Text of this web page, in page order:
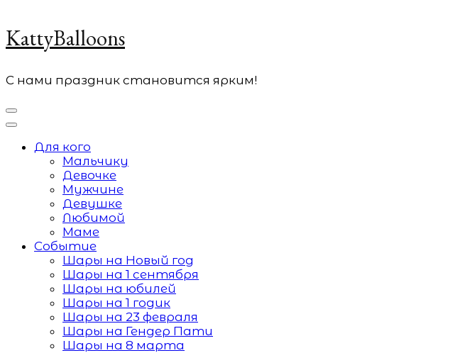
KattyBalloons
С нами праздник становится ярким!
Для кого
Мальчику
Девочке
Мужчине
Девушке
Любимой
Маме
Событие
Шары на Новый год
Шары на 1 сентября
Шары на юбилей
Шары на 1 годик
Шары на 23 февраля
Шары на Гендер Пати
Шары на 8 марта